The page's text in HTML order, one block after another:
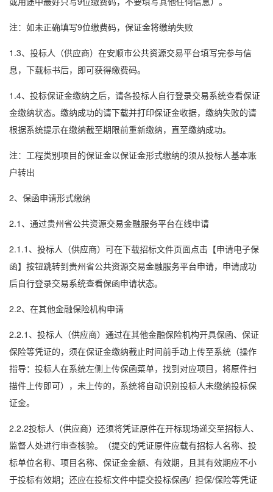
注：如未正确填写9位缴费码，保证金将缴纳失败
1.3、投标人（供应商）在安顺市公共资源交易平台填写完参与信
息，下载标书后，即可获得缴费码。
1.4、投标保证金缴纳之后，请各投标人自行登录交易系统查看保证
金缴纳状态。缴纳成功的请下载并打印保证金收据，缴纳失败的请
根据系统提示在缴纳截至期限前重新缴纳，直至缴纳成功。
注：工程类别项目的保证金以保证金形式缴纳的须从投标人基本账
户转出
2、保函申请形式缴纳
2.1、通过贵州省公共资源交易金融服务平台在线申请
2.1.1、投标人（供应商）可在下载招标文件页面点击【申请电子保
函】按钮跳转到贵州省公共资源交易金融服务平台申请，申请成功
后自行登录交易系统查看保函申请状态。
2.2、在其他金融保险机构申请
2.2.1、投标人（供应商）通过在其他金融保险机构开具保函、 保证
保险等凭证的，须在保证金缴纳截止时间前手动上传至系统（操作
指导：投标人在系统左侧上传保函菜单，找到对应项目，将原件扫
描件上传即可），未上传的，系统将自动识别投标人未缴纳投标保
证金。
2.2.2投标人（供应商）还须将凭证原件在开标现场递交至招标人、
监督人处进行审查核验。（提交的凭证原件应载有招标人名称、投
标单位名称、项目名称、保证金金额、有效期，且其有效期应不小
于投标有效期；还应在投标文件中提交投标保函/ 担保/保险等凭证